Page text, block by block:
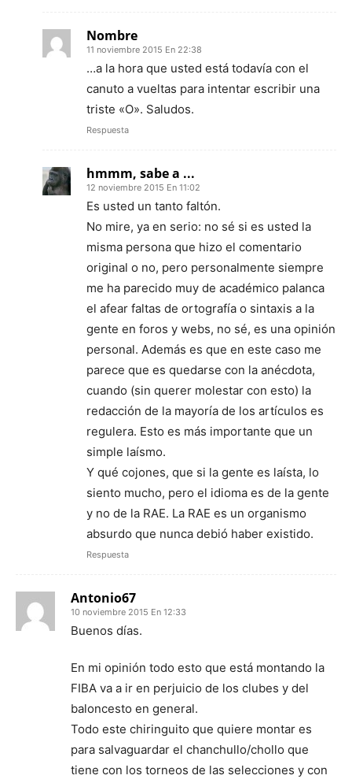
Nombre
11 noviembre 2015 En 22:38
…a la hora que usted está todavía con el
canuto a vueltas para intentar escribir una
triste «O». Saludos.
Respuesta
hmmm, sabe a ...
12 noviembre 2015 En 11:02
Es usted un tanto faltón.
No mire, ya en serio: no sé si es usted la
misma persona que hizo el comentario
original o no, pero personalmente siempre
me ha parecido muy de académico palanca
el afear faltas de ortografía o sintaxis a la
gente en foros y webs, no sé, es una opinión
personal. Además es que en este caso me
parece que es quedarse con la anécdota,
cuando (sin querer molestar con esto) la
redacción de la mayoría de los artículos es
regulera. Esto es más importante que un
simple laísmo.
Y qué cojones, que si la gente es laísta, lo
siento mucho, pero el idioma es de la gente
y no de la RAE. La RAE es un organismo
absurdo que nunca debió haber existido.
Respuesta
Antonio67
10 noviembre 2015 En 12:33
Buenos días.
En mi opinión todo esto que está montando la
FIBA va a ir en perjuicio de los clubes y del
baloncesto en general.
Todo este chiringuito que quiere montar es
para salvaguardar el chanchullo/chollo que
tiene con los torneos de las selecciones y con